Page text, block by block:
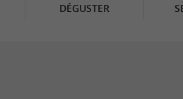
DÉGUSTER